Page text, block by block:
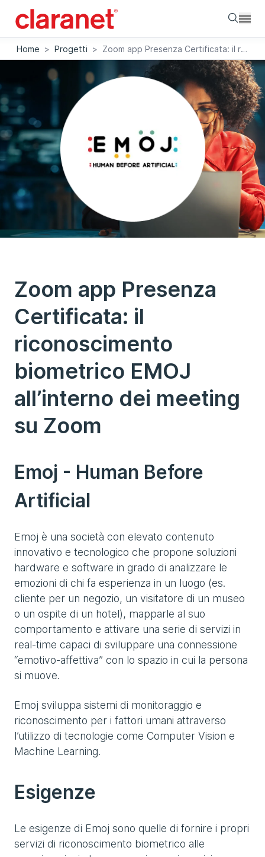
Home > Progetti > Zoom app Presenza Certificata: il riconoscimento biometrico EMOJ all’interno dei meeting su Zoom
Zoom app Presenza
Certificata: il
riconoscimento
biometrico EMOJ
all’interno dei meeting
su Zoom
Emoj - Human Before
Artificial
Emoj è una società con elevato contenuto
innovativo e tecnologico che propone soluzioni
hardware e software in grado di analizzare le
emozioni di chi fa esperienza in un luogo (es.
cliente per un negozio, un visitatore di un museo
o un ospite di un hotel), mapparle al suo
comportamento e attivare una serie di servizi in
real-time capaci di sviluppare una connessione
“emotivo-affettiva” con lo spazio in cui la persona
si muove.
Emoj sviluppa sistemi di monitoraggio e
riconoscimento per i fattori umani attraverso
l’utilizzo di tecnologie come Computer Vision e
Machine Learning.
Esigenze
Le esigenze di Emoj sono quelle di fornire i propri
servizi di riconoscimento biometrico alle